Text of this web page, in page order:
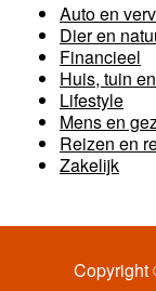
Auto en
Dier en
Financieel
Huis, tuin
Lifestyle
Mens en
Reizen en
Zakelijk
Copyright